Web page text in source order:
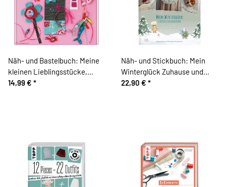
Näh- und Bastelbuch: Meine
kleinen Lieblingsstücke,
TOPP
14,99 € *
Näh- und Stickbuch: Mein
Winterglück Zuhause und
Anderswo, Acufactum
22,90 € *